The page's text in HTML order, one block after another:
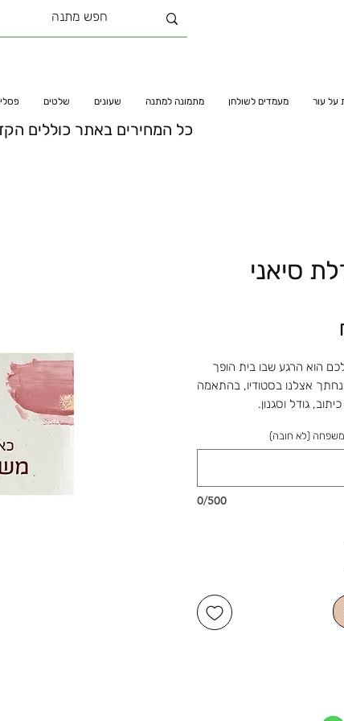
על עור מעמדים לשולחן מתמונה למתנה שעונים שלטים
כל המחירים באתר כוללים
סיאני
הוא הרגע שבו בית הופך
אצלנו בסטודיו, בהתאמה
גודל וסגנון.
מלאכה שמתחדשת עם כל דור,
(לא חובה)
0/500